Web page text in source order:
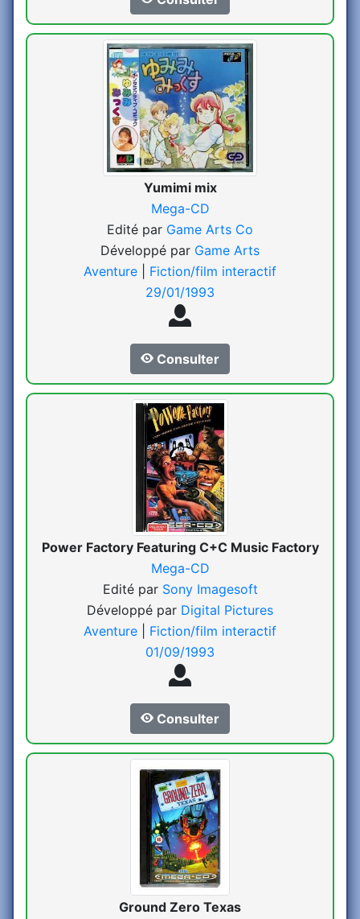
Yumimi mix
Mega-CD
Edité par Game Arts Co
Développé par Game Arts
Aventure
Fiction/film interactif
29/01/1993
Consulter
Power Factory Featuring C+C Music Factory
Mega-CD
Edité par Sony Imagesoft
Développé par Digital Pictures
Aventure
Fiction/film interactif
01/09/1993
Consulter
Ground Zero Texas